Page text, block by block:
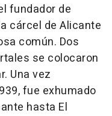
fundador de
cárcel de Alicante
común. Dos
se colocaron
Una vez
fue exhumado
hasta El